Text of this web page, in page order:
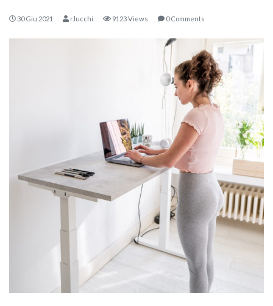
KOROS –
GIANO WOOD –
30 Giu 2021 r.lucchi 9123 Views 0 Comments